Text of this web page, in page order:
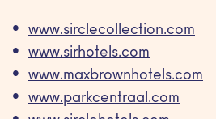
www.sirclecollection.com
www.sirhotels.com
www.maxbrownhotels.com
www.parkcentraal.com